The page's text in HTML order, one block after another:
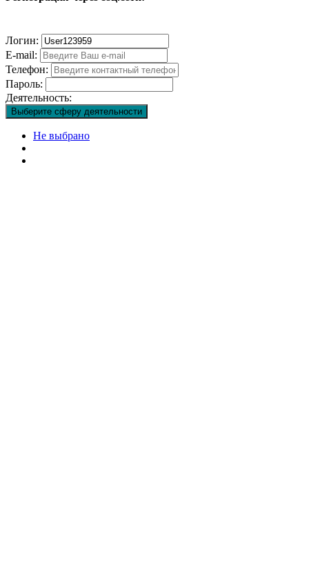
Логин:
E-mail:
Телефон:
Пароль:
Деятельность:
Выберите сферу деятельности
Не выбрано